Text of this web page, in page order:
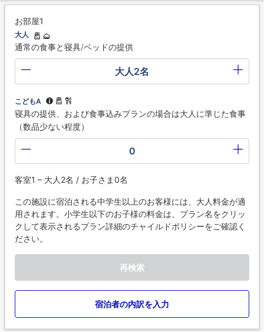
お部屋1
大人
通常の食事と寝具/ベッドの提供
大人2名
こどもA
寝具の提供、および食事込みプランの場合は大人に準じた食事
（数品少ない程度）
0
客室1 – 大人2名 / お子さま0名
この施設に宿泊される中学生以上のお客様には、大人料金が適
用されます。小学生以下のお子様の料金は、プラン名をクリッ
クして表示されるプラン詳細のチャイルドポリシーをご確認く
ださい。
再検索
宿泊者の内訳を入力